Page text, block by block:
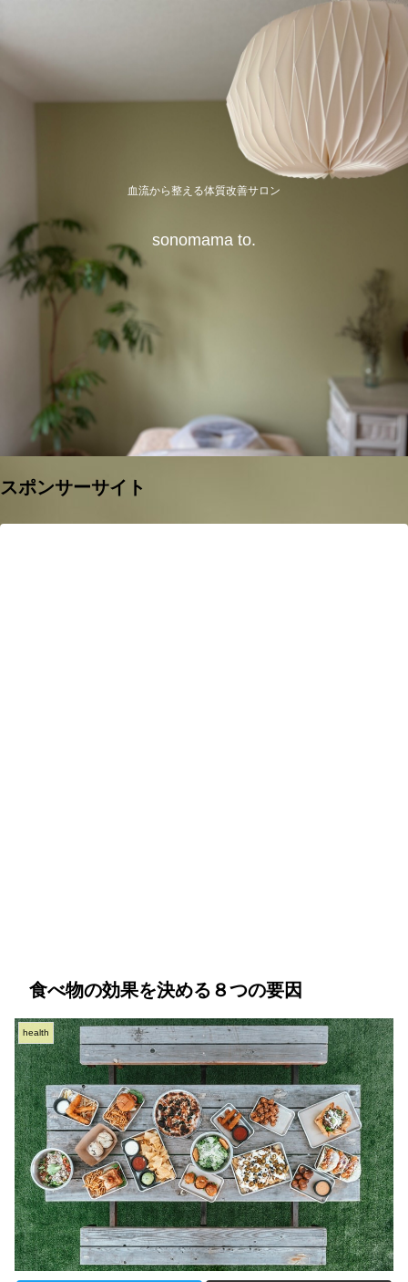
血流から整える体質改善サロン
sonomama to.
スポンサーサイト
食べ物の効果を決める８つの要因
health